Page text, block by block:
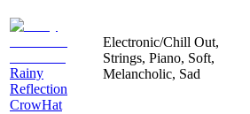
Rainy
Reflection
CrowHat
Electronic/Chill Out,
Strings, Piano, Soft,
Melancholic, Sad